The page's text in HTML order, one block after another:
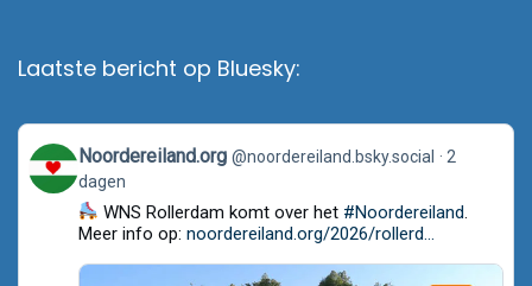
Laatste bericht op Bluesky:
View
post
by
Noordereiland.org
Bluesky
Noordereiland.org @noordereiland.bsky.social
2
dagen
WNS Rollerdam komt over het #Noordereiland
Meer info op: noordereiland.org/2026/rollerd...